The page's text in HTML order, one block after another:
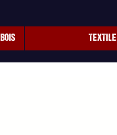
BOIS TEXTILE